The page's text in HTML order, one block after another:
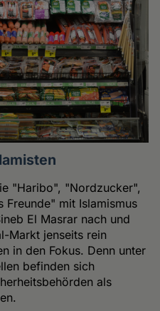
"Haribo", "Nordzucker",
mit Islamismus
El Masrar nach und
Markt jenseits rein
in den Fokus. Denn unter
befinden sich
als